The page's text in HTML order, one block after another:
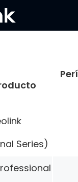
Series)